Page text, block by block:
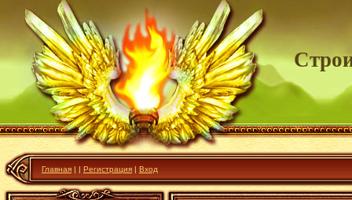
Главная | | Регистрация | Вход